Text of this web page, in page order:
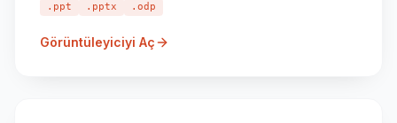
.ppt .pptx .odp
Görüntüleyiciyi Aç